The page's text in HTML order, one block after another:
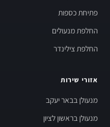
פתיחת כספות
החלפת מנעולים
החלפת צילינדר
אזורי שירות
מנעולן בבאר יעקב
מנעולן בראשון לציון